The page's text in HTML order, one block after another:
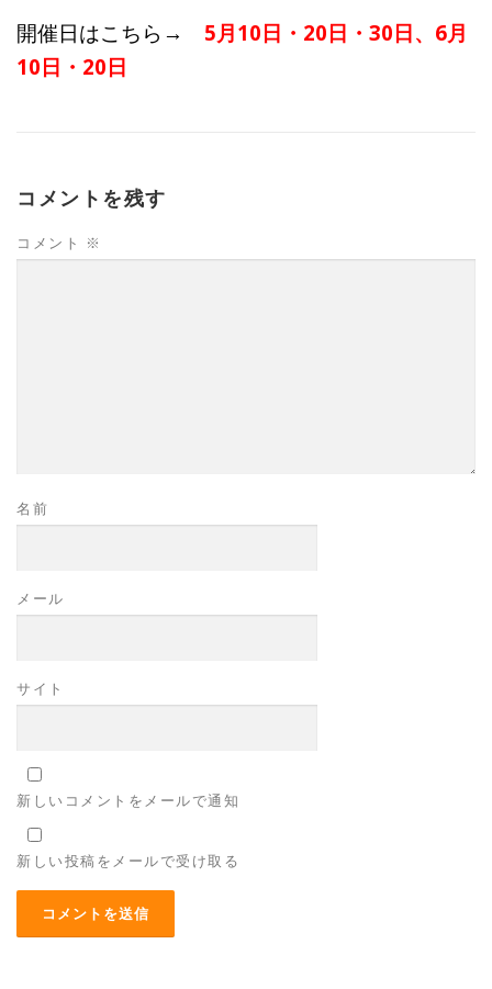
開催日はこちら→ 5月10日・20日・30日、6月
10日・20日
コメントを残す
コメント ※
名前
メール
サイト
新しいコメントをメールで通知
新しい投稿をメールで受け取る